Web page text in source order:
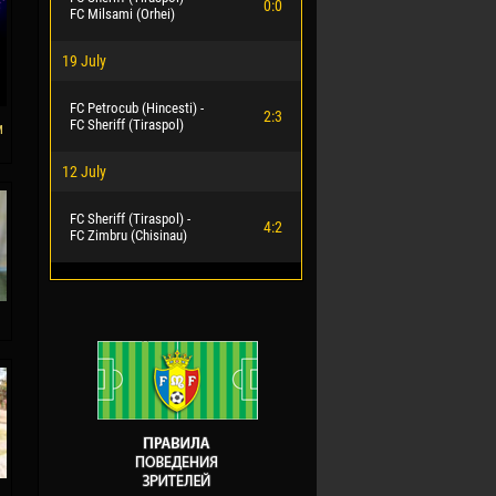
FC Milsami (Orhei)
0:0
19 July
FC Petrocub (Hincesti) -
FC Sheriff (Tiraspol)
2:3
12 July
FC Sheriff (Tiraspol) -
FC Zimbru (Chisinau)
4:2